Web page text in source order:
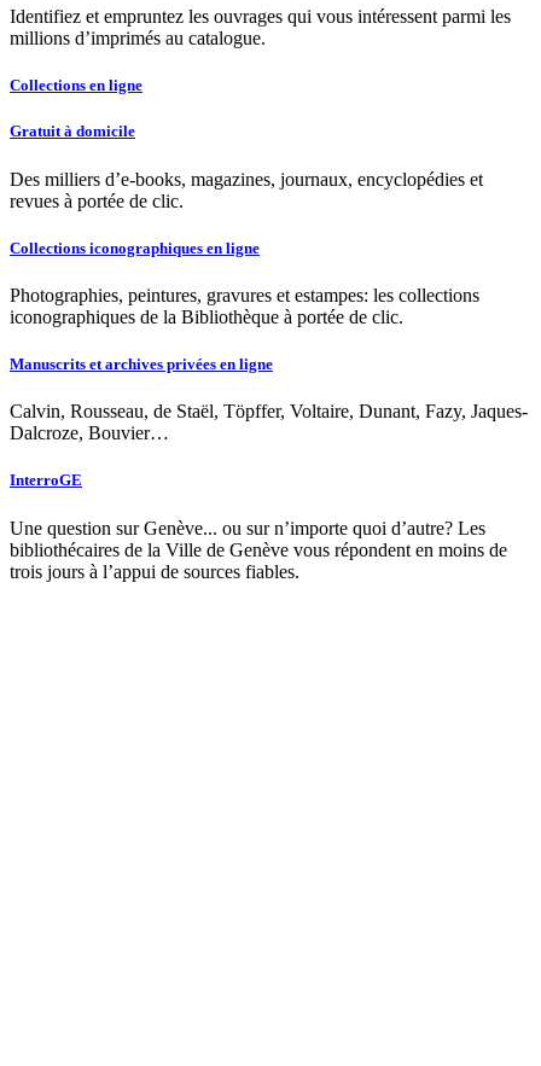
Identifiez et empruntez les ouvrages qui vous intéressent parmi les
millions d’imprimés au catalogue.
Collections en ligne
Gratuit à domicile
Des milliers d’e-books, magazines, journaux, encyclopédies et
revues à portée de clic.
Collections iconographiques en ligne
Photographies, peintures, gravures et estampes: les collections
iconographiques de la Bibliothèque à portée de clic.
Manuscrits et archives privées en ligne
Calvin, Rousseau, de Staël, Töpffer, Voltaire, Dunant, Fazy, Jaques-
Dalcroze, Bouvier…
InterroGE
Une question sur Genève... ou sur n’importe quoi d’autre? Les
bibliothécaires de la Ville de Genève vous répondent en moins de
trois jours à l’appui de sources fiables.